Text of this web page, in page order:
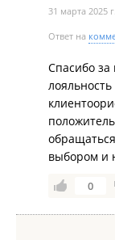
31 марта 2025 г.
Ответ на
Спасибо
выбором и
0